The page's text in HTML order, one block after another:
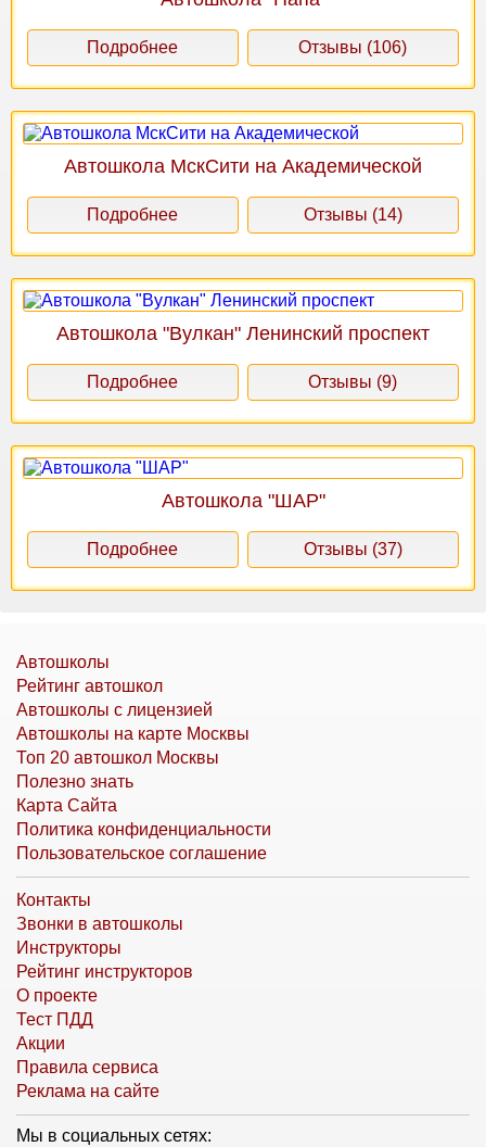
Подробнее Отзывы (106)
Автошкола МскСити на Академической
Подробнее Отзывы (14)
Автошкола "Вулкан" Ленинский проспект
Подробнее Отзывы (9)
Автошкола "ШАР"
Подробнее Отзывы (37)
Автошколы
Рейтинг автошкол
Автошколы с лицензией
Автошколы на карте Москвы
Топ 20 автошкол Москвы
Полезно знать
Карта Сайта
Политика конфиденциальности
Пользовательское соглашение
Контакты
Звонки в автошколы
Инструкторы
Рейтинг инструкторов
О проекте
Тест ПДД
Акции
Правила сервиса
Реклама на сайте
Мы в социальных сетях: